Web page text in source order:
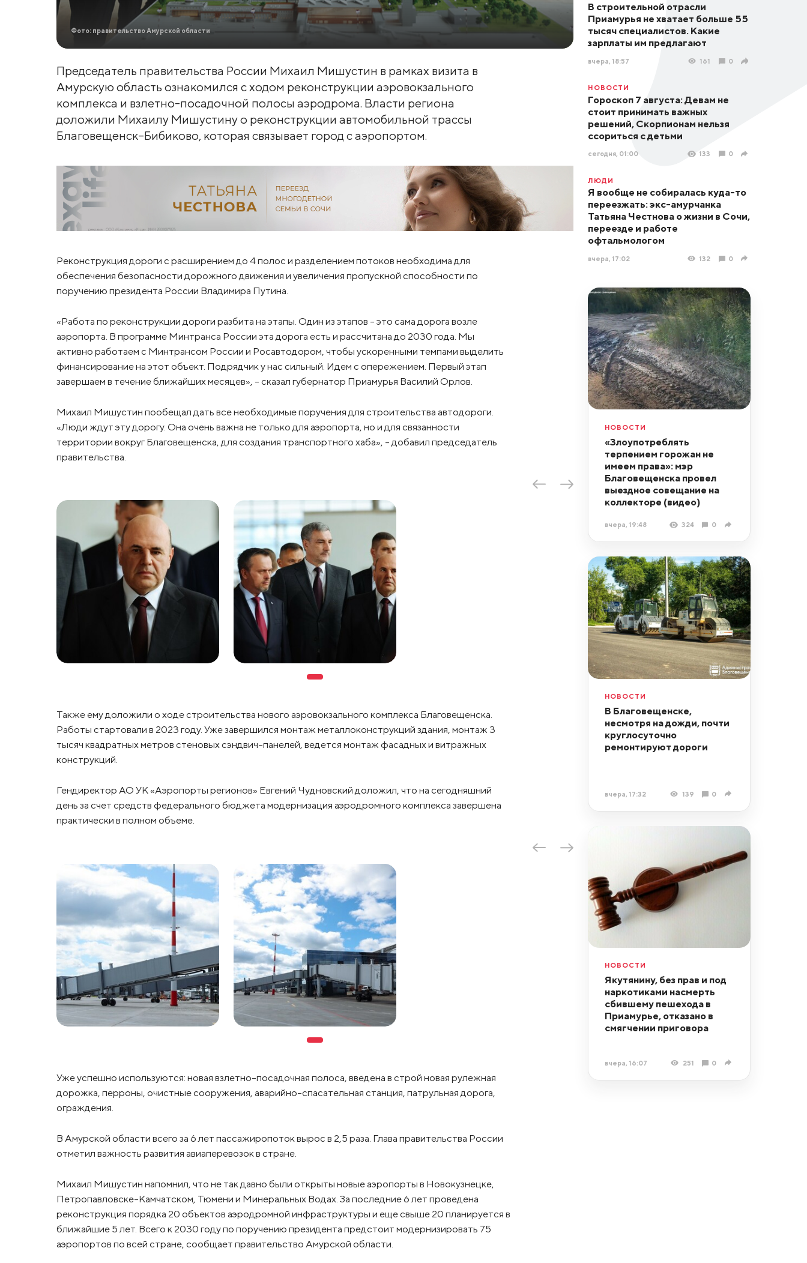
Фото: правительство Амурской области
Председатель правительства России Михаил Мишустин в рамках визита в
Амурскую область ознакомился с ходом реконструкции аэровокзального
комплекса и взлетно-посадочной полосы аэродрома. Власти региона
доложили Михаилу Мишустину о реконструкции автомобильной трассы
Благовещенск–Бибиково, которая связывает город с аэропортом.
Реконструкция дороги с расширением до 4 полос и разделением потоков необходима для
обеспечения безопасности дорожного движения и увеличения пропускной способности по
поручению президента России Владимира Путина.
«Работа по реконструкции дороги разбита на этапы. Один из этапов – это сама дорога возле
аэропорта. В программе Минтранса России эта дорога есть и рассчитана до 2030 года. Мы
активно работаем с Минтрансом России и Росавтодором, чтобы ускоренными темпами выделить
финансирование на этот объект. Подрядчик у нас сильный. Идем с опережением. Первый этап
завершаем в течение ближайших месяцев», – сказал губернатор Приамурья Василий Орлов.
Михаил Мишустин пообещал дать все необходимые поручения для строительства автодороги.
«Люди ждут эту дорогу. Она очень важна не только для аэропорта, но и для связанности
территории вокруг Благовещенска, для создания транспортного хаба», – добавил председатель
правительства.
Также ему доложили о ходе строительства нового аэровокзального комплекса Благовещенска.
Работы стартовали в 2023 году. Уже завершился монтаж металлоконструкций здания, монтаж 3
тысяч квадратных метров стеновых сэндвич-панелей, ведется монтаж фасадных и витражных
конструкций.
Гендиректор АО УК «Аэропорты регионов» Евгений Чудновский доложил, что на сегодняшний
день за счет средств федерального бюджета модернизация аэродромного комплекса завершена
практически в полном объеме.
Уже успешно используются: новая взлетно-посадочная полоса, введена в строй новая рулежная
дорожка, перроны, очистные сооружения, аварийно-спасательная станция, патрульная дорога,
ограждения.
В Амурской области всего за 6 лет пассажиропоток вырос в 2,5 раза. Глава правительства России
отметил важность развития авиаперевозок в стране.
Михаил Мишустин напомнил, что не так давно были открыты новые аэропорты в Новокузнецке,
Петропавловске-Камчатском, Тюмени и Минеральных Водах. За последние 6 лет проведена
реконструкция порядка 20 объектов аэродромной инфраструктуры и еще свыше 20 планируется в
ближайшие 5 лет. Всего к 2030 году по поручению президента предстоит модернизировать 75
аэропортов по всей стране, сообщает правительство Амурской области.
В строительной отрасли
Приамурья не хватает больше 55
тысяч специалистов. Какие
зарплаты им предлагают
вчера, 18:57 161 0
НОВОСТИ
Гороскоп 7 августа: Девам не
стоит принимать важных
решений, Скорпионам нельзя
ссориться с детьми
сегодня, 01:00 133 0
ЛЮДИ
Я вообще не собиралась куда-то
переезжать: экс-амурчанка
Татьяна Честнова о жизни в Сочи,
переезде и работе
офтальмологом
вчера, 17:02 132 0
НОВОСТИ
«Злоупотреблять
терпением горожан не
имеем права»: мэр
Благовещенска провел
выездное совещание на
коллекторе (видео)
вчера, 19:48 324 0
НОВОСТИ
В Благовещенске,
несмотря на дожди, почти
круглосуточно
ремонтируют дороги
вчера, 17:32 139 0
НОВОСТИ
Якутянину, без прав и под
наркотиками насмерть
сбившему пешехода в
Приамурье, отказано в
смягчении приговора
вчера, 16:07 251 0